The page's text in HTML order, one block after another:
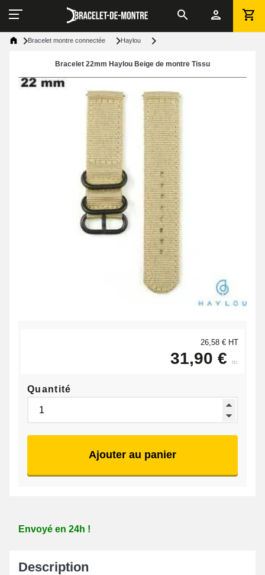
Bracelet montre connectée Haylou
Bracelet 22mm Haylou Beige de montre Tissu
26,58 € HT
31,90 € ttc
Quantité
Ajouter au panier
Envoyé en 24h !
Description